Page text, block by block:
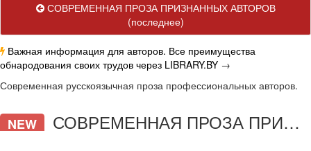
СОВРЕМЕННАЯ ПРОЗА ПРИЗНАННЫХ АВТОРОВ
(последнее)
Важная информация для авторов. Все преимущества
обнародования своих трудов через LIBRARY.BY →
Современная русскоязычная проза профессиональных авторов.
NEW СОВРЕМЕННАЯ ПРОЗА ПРИЗНАННЫХ АВТОРОВ